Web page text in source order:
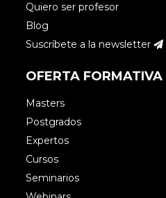
Quiero ser profesor
Blog
Suscríbete a la newsletter
OFERTA FORMATIVA
Masters
Postgrados
Expertos
Cursos
Seminarios